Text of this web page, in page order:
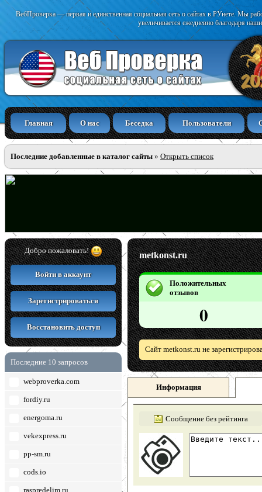
ВебПроверка — первая и единственная социальная сеть о сайтах в РУнете. Мы
увеличивается ежедневно благодаря
Главная О нас Беседка Пользователи
Последние добавленные в каталог сайты » Открыть список
Добро пожаловать!
Войти в аккаунт
Зарегистрироваться
Восстановить доступ
Последние 10 запросов
webproverka.com
fordiy.ru
energoma.ru
vekexpress.ru
pp-sm.ru
cods.io
raspredelim.ru
metkonst.ru
Положительных
отзывов
0
Сайт metkonst.ru не
Информация
Сообщение без рейтинга